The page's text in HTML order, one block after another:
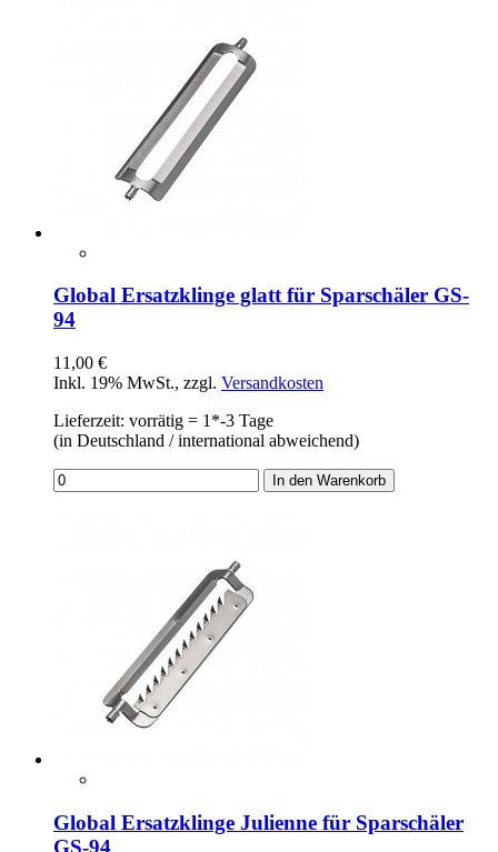
Global Ersatzklinge glatt für Sparschäler GS-
94
11,00 €
Inkl. 19% MwSt., zzgl. Versandkosten
Lieferzeit: vorrätig = 1*-3 Tage
(in Deutschland / international abweichend)
In den Warenkorb
Global Ersatzklinge Julienne für Sparschäler
GS-94